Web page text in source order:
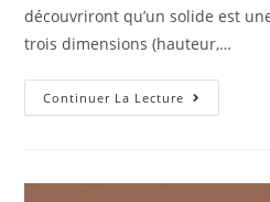
découvriront qu’un solide est
trois dimensions (hauteur,…
Continuer La Lecture